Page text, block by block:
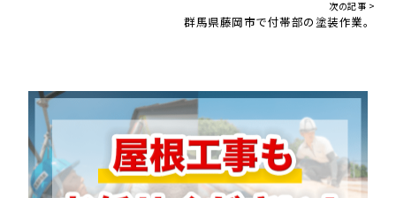
次の記事 >
群馬県藤岡市で付帯部の塗装作業。